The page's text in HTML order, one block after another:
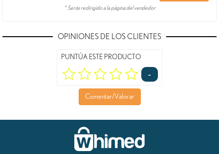
* Serás redirigido a la página del vendedor
OPINIONES DE LOS CLIENTES
PUNTÚA ESTE PRODUCTO
-
Comentar/Valorar